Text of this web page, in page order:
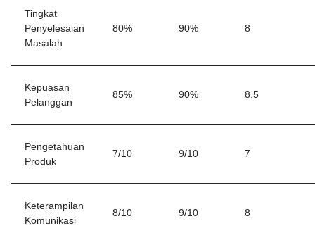
Tingkat
Penyelesaian
Masalah
80% 90% 8
Kepuasan
Pelanggan
85% 90% 8.5
Pengetahuan
Produk
7/10 9/10 7
Keterampilan
Komunikasi
8/10 9/10 8